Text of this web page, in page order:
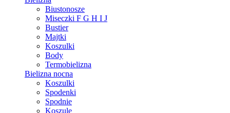
Biustonosze
Miseczki F G H I J
Bustier
Majtki
Koszulki
Body
Termobielizna
Bielizna nocna
Koszulki
Spodenki
Spodnie
Koszule